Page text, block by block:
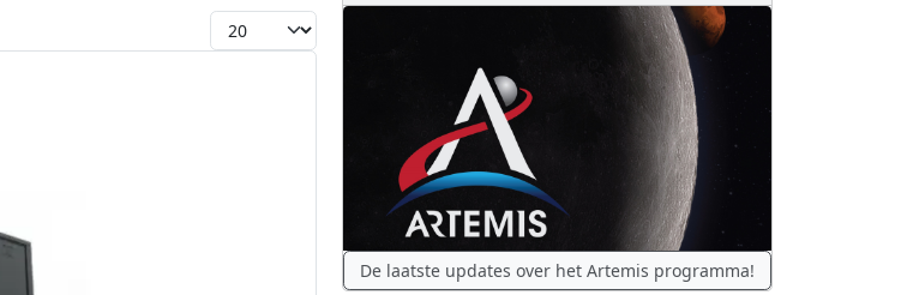
Toon #
De laatste updates over het Artemis programma!